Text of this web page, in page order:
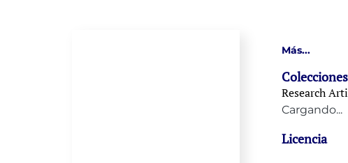
Más...
Colecciones
Research
Cargando...
Licencia